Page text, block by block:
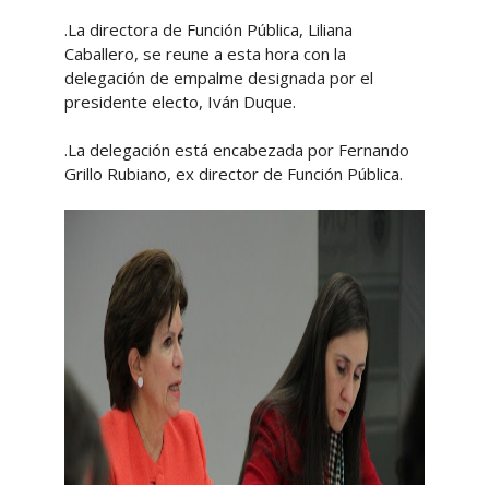
.La directora de Función Pública, Liliana
Caballero, se reune a esta hora con la
delegación de empalme designada por el
presidente electo, Iván Duque.
.La delegación está encabezada por Fernando
Grillo Rubiano, ex director de Función Pública.